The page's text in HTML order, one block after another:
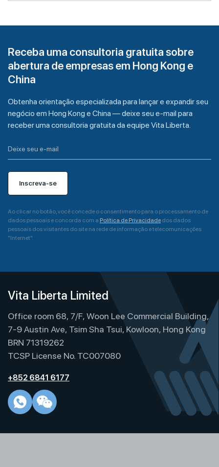
Receba uma consultoria gratuita sobre
abertura de empresas em Hong Kong e
China
Obtenha orientação especializada para lançar e expandir seu
negócio em Hong Kong e China — deixe seu e-mail para
receber uma consultoria gratuita da equipe Vita Liberta.
Inscreva-se
Ao clicar no botão, você concede o consentimento para o processamento de
dados pessoais e concorda com a Política de Privacidade dos dados
pessoais dos visitantes do site na rede de informação e telecomunicações
"Internet".
l
e
n
a
t
i
e
Vita Liberta Limited
Office room 68, 7/F, Woon Lee Commercial Building,
7-9 Austin Ave, Tsim Sha Tsui, Kowloon, Hong Kong
BRN 71319262
TCSP License No. TC007080
+852 6841 6177